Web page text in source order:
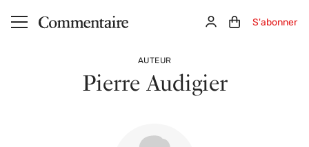
Aller au contenu principal ConnexionPanier (0)
S'abonner
AUTEUR
Pierre Audigier